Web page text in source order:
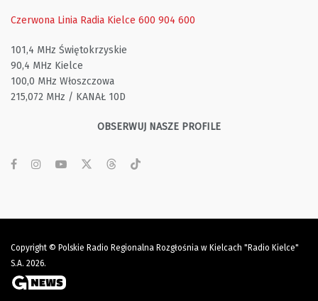
Czerwona Linia Radia Kielce 600 904 600
101,4 MHz Świętokrzyskie
90,4 MHz Kielce
100,0 MHz Włoszczowa
215,072 MHz / KANAŁ 10D
OBSERWUJ NASZE PROFILE
Copyright © Polskie Radio Regionalna Rozgłośnia w Kielcach "Radio Kielce"
S.A. 2026.